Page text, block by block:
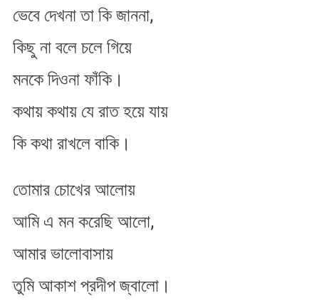
ভেবে দেখনা তা কি জাননা,
কিছু না বলে চলে গিয়ে
মনকে দিওনা ফাঁকি।
কথায় কথায় যে রাত হয়ে যায়
কি কথা রাখলে বাকি।
তোমার চোখের আলোয়
আমি এ মন করেছি আলো,
আমার ভালোবাসায়
তুমি আকাশ প্রদীপ জ্বালো।